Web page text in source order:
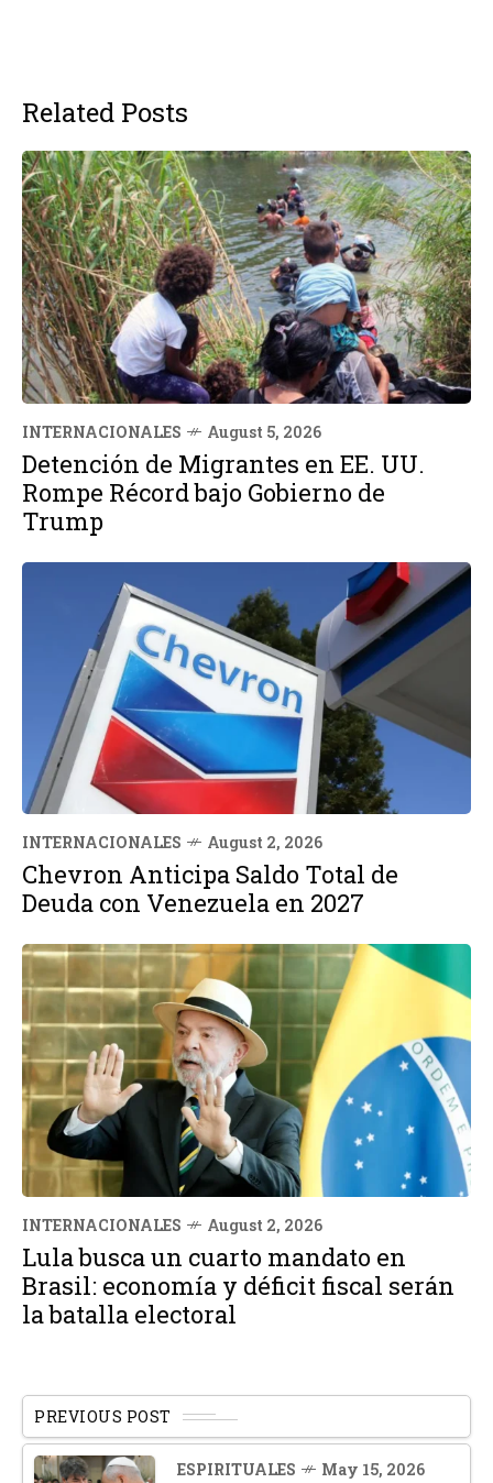
Related Posts
INTERNACIONALES August 5, 2026
Detención de Migrantes en EE. UU.
Rompe Récord bajo Gobierno de
Trump
INTERNACIONALES August 2, 2026
Chevron Anticipa Saldo Total de
Deuda con Venezuela en 2027
INTERNACIONALES August 2, 2026
Lula busca un cuarto mandato en
Brasil: economía y déficit fiscal serán
la batalla electoral
PREVIOUS POST
ESPIRITUALES May 15, 2026